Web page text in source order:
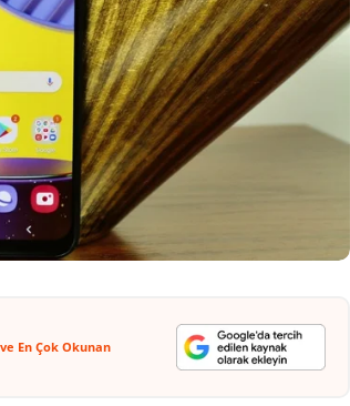
En Çok Okunan